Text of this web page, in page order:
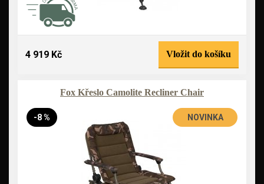
4 919 Kč Vložit do košíku
Fox Křeslo Camolite Recliner Chair
-8 % NOVINKA